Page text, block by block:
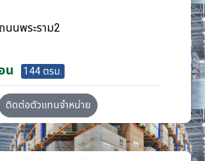
นนพระราม2
น 144 ตรม.
ติดต่อตัวแทนจำหน่าย